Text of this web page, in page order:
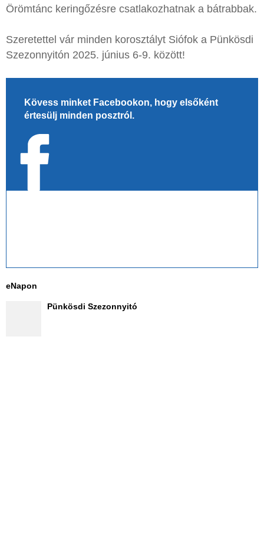
Örömtánc keringőzésre csatlakozhatnak a bátrabbak.
Szeretettel vár minden korosztályt Siófok a Pünkösdi
Szezonnyitón 2025. június 6-9. között!
Kövess minket Facebookon, hogy elsőként
értesülj minden posztról.
eNapon
Pünkösdi Szezonnyitó